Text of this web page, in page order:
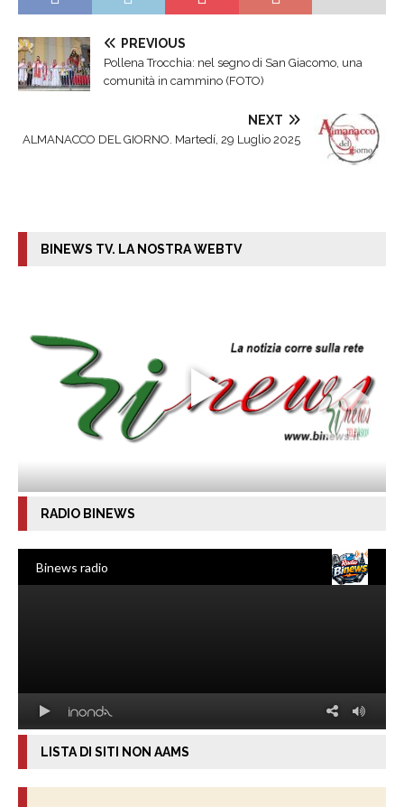
PREVIOUS
Pollena Trocchia: nel segno di San Giacomo, una
comunità in cammino (FOTO)
NEXT
ALMANACCO DEL GIORNO. Martedí, 29 Luglio 2025
BINEWS TV. LA NOSTRA WEBTV
RADIO BINEWS
LISTA DI SITI NON AAMS